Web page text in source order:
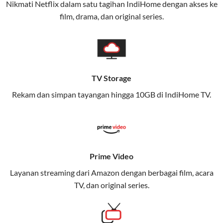
Layanan ini dirancang untuk memberikan
memungkinkan Anda menikmati internet cepat baik
di rumah maupun saat bepergian.
Dengan Telkomsel One, Anda tidak terikat pada satu
teknologi jaringan tertentu, sehingga bisa menikmati
Keunggulan Telkomsel One
Nikmati kecepatan internet super cepat untuk
streaming, gaming, dan bekerja dari rumah.
Memudahkan Anda dalam mengelola jaringan dan
Nikmati Netflix dalam satu tagihan IndiHome dengan akses ke
film, drama, dan original series.
TV Storage
Rekam dan simpan tayangan hingga 10GB di IndiHome TV.
Prime Video
Layanan streaming dari Amazon dengan berbagai film, acara
TV, dan original series.